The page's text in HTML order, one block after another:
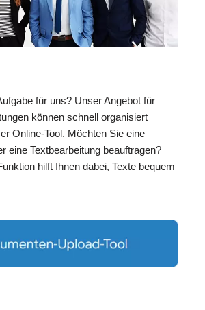
für uns? Unser Angebot für
können schnell organisiert
Online-Tool. Möchten Sie eine
eine Textbearbeitung beauftragen?
hilft Ihnen dabei, Texte bequem